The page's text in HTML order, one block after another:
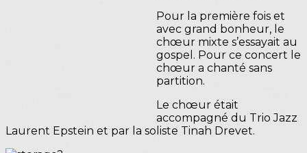
Pour la première fois et
avec grand bonheur, le
chœur mixte s’essayait au
gospel. Pour ce concert le
chœur a chanté sans
partition.
Le chœur était
accompagné du Trio Jazz
Laurent Epstein et par la soliste Tinah Drevet.